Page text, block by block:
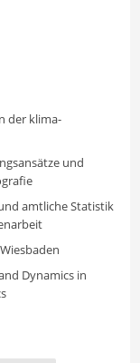
der klima-
und
amtliche Statistik
Dynamics in